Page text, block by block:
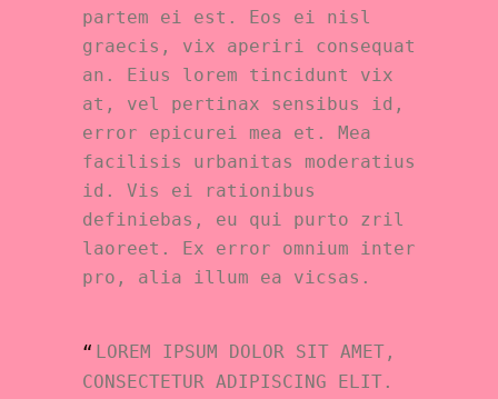
partem ei est. Eos ei nisl
graecis, vix aperiri consequat
an. Eius lorem tincidunt vix
at, vel pertinax sensibus id,
error epicurei mea et. Mea
facilisis urbanitas moderatius
id. Vis ei rationibus
definiebas, eu qui purto zril
laoreet. Ex error omnium inter
pro, alia illum ea vicsas.
LOREM IPSUM DOLOR SIT AMET,
CONSECTETUR ADIPISCING ELIT.